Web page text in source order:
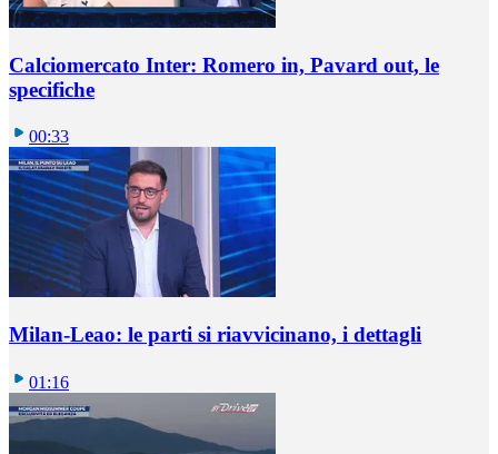
Calciomercato Inter: Romero in, Pavard out, le
specifiche
00:33
Milan-Leao: le parti si riavvicinano, i dettagli
01:16